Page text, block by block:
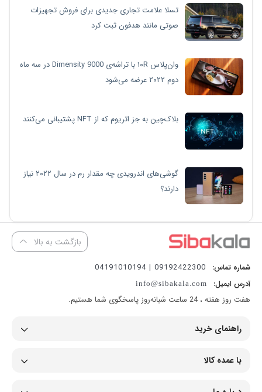
تسلا علامت تجاری جدیدی برای فروش تجهیزات
صوتی مانند هدفون ثبت کرد
وان‌پلاس ۱۰R با تراشه‌ی Dimensity 9000 در سه ماه
دوم ۲۰۲۲ عرضه می‌شود
بلاک‌چین به جز اتریوم که از NFT پشتیبانی می‌کنند
گوشی‌های اندرویدی چه مقدار رم در سال ۲۰۲۲ نیاز
دارند؟
بازگشت به بالا
شماره تماس: 09192422300 | 04191010194
آدرس ایمیل: info@sibakala.com
هفت روز هفته ، 24 ساعت شبانه‌روز پاسخگوی شما هستیم.
راهنمای خرید
با عمده کالا